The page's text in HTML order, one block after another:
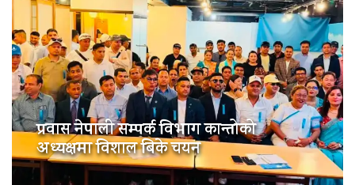
प्रवास नेपाली सम्पर्क विभाग कान्तोको
अध्यक्षमा विशाल बिके चयन